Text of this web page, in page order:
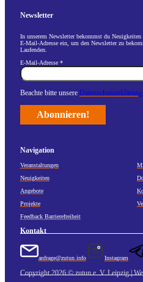
Newsletter
In unserem Newsletter bekommst du
E-Mail-Adresse ein, um den Newsletter zu
Laufenden.
E-Mail-Adresse *
Beachte bitte unsere Datenschutzerklärung.
Navigation
Veranstaltungen
Neuigkeiten
Angebote
Projekte
Feedback Barrierefreiheit
Kontakt
anfrage@zutun.info Instagram
Copyright 2026 © zutun e. V. Leipzig |